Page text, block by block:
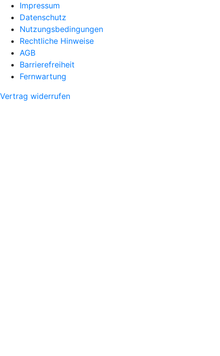
Impressum
Datenschutz
Nutzungsbedingungen
Rechtliche Hinweise
AGB
Barrierefreiheit
Fernwartung
Vertrag widerrufen